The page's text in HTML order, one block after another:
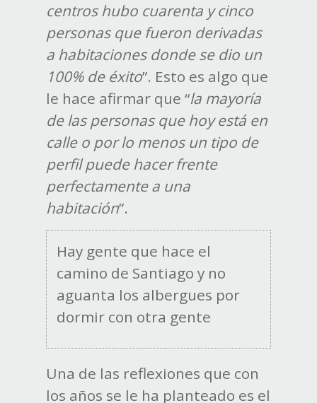
centros hubo cuarenta y cinco
personas que fueron derivadas
a habitaciones donde se dio un
100% de éxito”. Esto es algo que
le hace afirmar que “la mayoría
de las personas que hoy está en
calle o por lo menos un tipo de
perfil puede hacer frente
perfectamente a una
habitación”.
Hay gente que hace el
camino de Santiago y no
aguanta los albergues por
dormir con otra gente
Una de las reflexiones que con
los años se le ha planteado es el